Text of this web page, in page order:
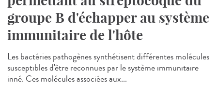
groupe B d'échapper au système
immunitaire de l'hôte
Les bactéries pathogènes synthétisent différentes molécules
susceptibles d'être reconnues par le système immunitaire
inné. Ces molécules associées aux...